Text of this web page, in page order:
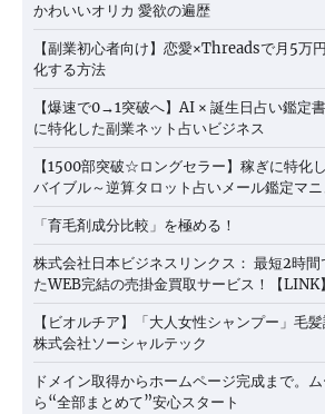
かわいいオリカ 愛欲の遍歴
【副業初心者向け】恋愛×Threadsで月5万
化する方法
【爆速で0→1突破へ】AI × 誕生日占い鑑定
に特化した副業ネット占いビジネス
【1500部突破☆ロングセラー】稼ぎに特化
バイブル～逆算タロット占いメール鑑定マニ
「育毛剤成分比較」を極める！
株式会社日本ビジネスリンクス： 最短2時
たWEB完結の売掛金買取サービス！【LINK】
【ビオルチア】「大人女性シャンプー」毛
株式会社ソーシャルテック
ドメイン取得からホームページ完成まで。
ら“全部まとめて”安心スタート